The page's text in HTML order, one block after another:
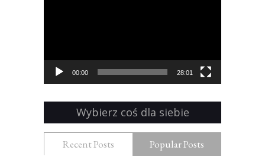
00:00 28:01
Wybierz coś dla siebie
Recent Posts
Popular Posts